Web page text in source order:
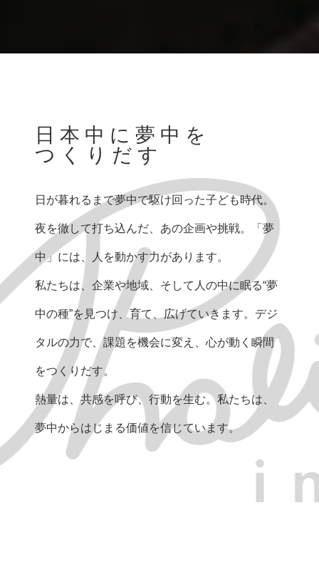
日本中に夢中を
つくりだす
日が暮れるまで夢中で駆け回った子ども時代。
夜を徹して打ち込んだ、あの企画や挑戦。「夢
中」には、人を動かす力があります。
私たちは、企業や地域、そして人の中に眠る“夢
中の種”を見つけ、育て、広げていきます。デジ
タルの力で、課題を機会に変え、心が動く瞬間
をつくりだす。
熱量は、共感を呼び、行動を生む。私たちは、
夢中からはじまる価値を信じています。